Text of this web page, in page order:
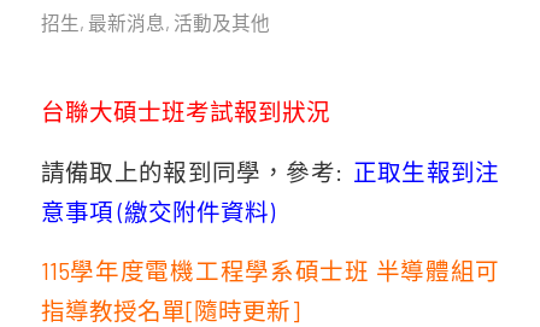
招生, 最新消息, 活動及其他
台聯大碩士班考試報到狀況
請備取上的報到同學，參考: 正取生報到注
意事項 (繳交附件資料)
115學年度電機工程學系碩士班 半導體組可
指導教授名單[隨時更新]